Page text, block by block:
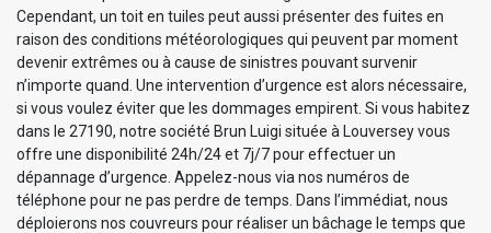
Cependant, un toit en tuiles peut aussi présenter des fuites en
raison des conditions météorologiques qui peuvent par moment
devenir extrêmes ou à cause de sinistres pouvant survenir
n’importe quand. Une intervention d’urgence est alors nécessaire,
si vous voulez éviter que les dommages empirent. Si vous habitez
dans le 27190, notre société Brun Luigi située à Louversey vous
offre une disponibilité 24h/24 et 7j/7 pour effectuer un
dépannage d’urgence. Appelez-nous via nos numéros de
téléphone pour ne pas perdre de temps. Dans l’immédiat, nous
déploierons nos couvreurs pour réaliser un bâchage le temps que